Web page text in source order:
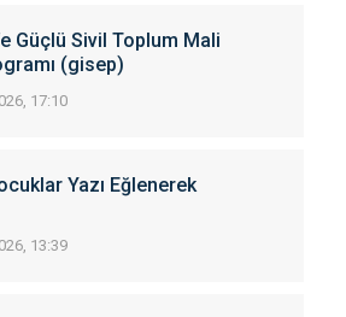
Güçlü Sivil Toplum Mali
(gisep)
17:10
Yazı Eğlenerek
13:39